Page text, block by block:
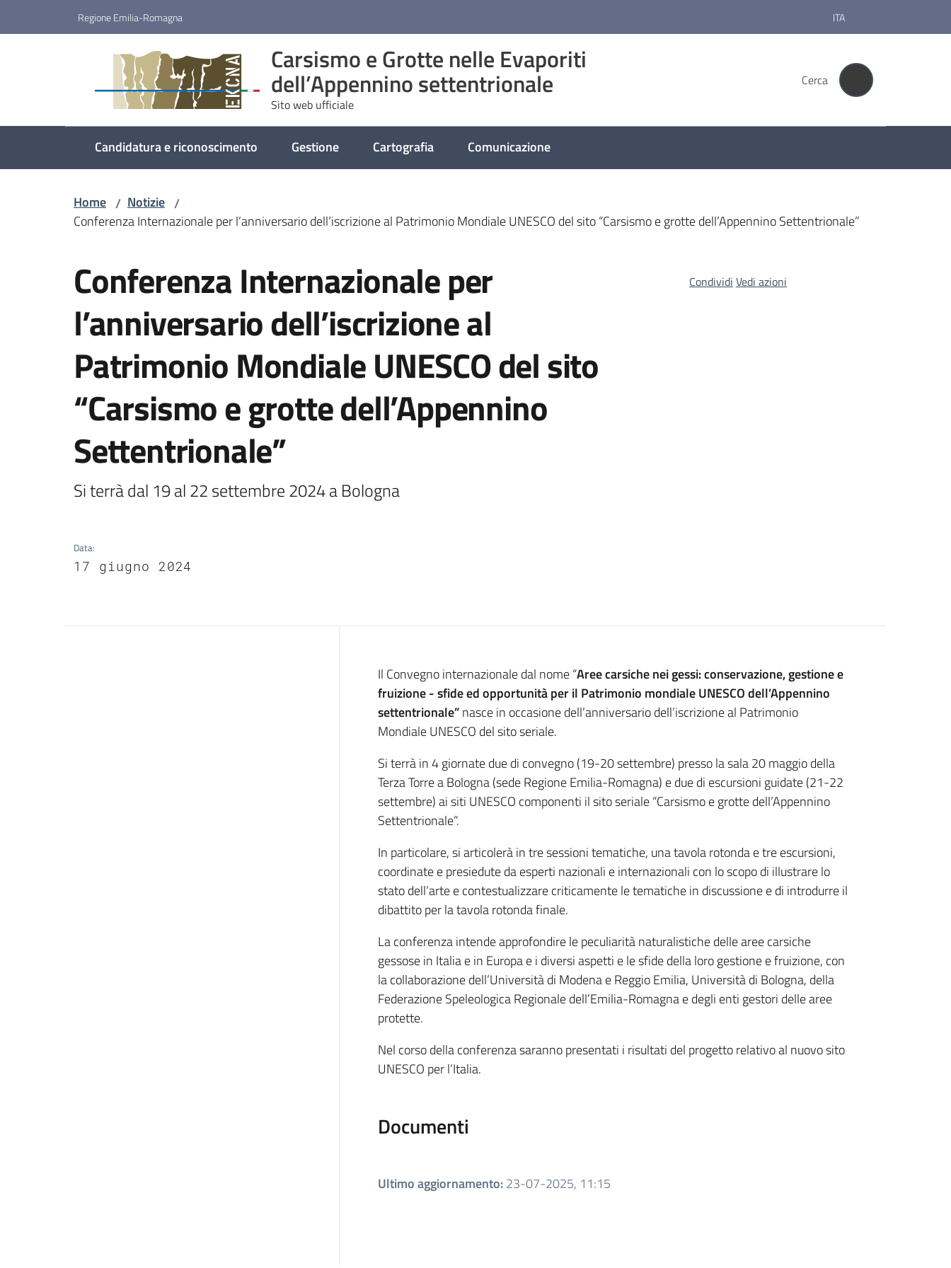
Regione Emilia-Romagna ITA
Carsismo e Grotte nelle Evaporiti
dell’Appennino settentrionale
Sito web ufficiale
Cerca
Candidatura e riconoscimento Gestione Cartografia Comunicazione
Home / Notizie /
Conferenza Internazionale per l’anniversario dell’iscrizione al Patrimonio Mondiale UNESCO del sito “Carsismo e grotte dell’Appennino Settentrionale”
Conferenza Internazionale per
l’anniversario dell’iscrizione al
Patrimonio Mondiale UNESCO del sito
“Carsismo e grotte dell’Appennino
Settentrionale”
Si terrà dal 19 al 22 settembre 2024 a Bologna
Data:
17 giugno 2024
Condividi Vedi azioni
Introduzione
Il Convegno internazionale dal nome “Aree carsiche nei gessi: conservazione, gestione e
fruizione - sfide ed opportunità per il Patrimonio mondiale UNESCO dell’Appennino
settentrionale”nasce in occasione dell’anniversario dell’iscrizione al Patrimonio
Mondiale UNESCO del sito seriale.
Si terrà in 4 giornate due di convegno (19-20 settembre) presso la sala 20 maggio della
Terza Torre a Bologna (sede Regione Emilia-Romagna) e due di escursioni guidate (21-22
settembre) ai siti UNESCO componenti il sito seriale “Carsismo e grotte dell’Appennino
Settentrionale”.
In particolare, si articolerà in tre sessioni tematiche, una tavola rotonda e tre escursioni,
coordinate e presiedute da esperti nazionali e internazionali con lo scopo di illustrare lo
stato dell’arte e contestualizzare criticamente le tematiche in discussione e di introdurre il
dibattito per la tavola rotonda finale.
La conferenza intende approfondire le peculiarità naturalistiche delle aree carsiche
gessose in Italia e in Europa e i diversi aspetti e le sfide della loro gestione e fruizione, con
la collaborazione dell’Università di Modena e Reggio Emilia, Università di Bologna, della
Federazione Speleologica Regionale dell’Emilia-Romagna e degli enti gestori delle aree
protette.
Nel corso della conferenza saranno presentati i risultati del progetto relativo al nuovo sito
UNESCO per l’Italia.
Documenti
Ultimo aggiornamento:23-07-2025, 11:15